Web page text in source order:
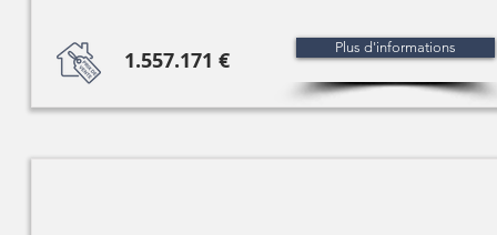
1.557.171 € Plus d'informations